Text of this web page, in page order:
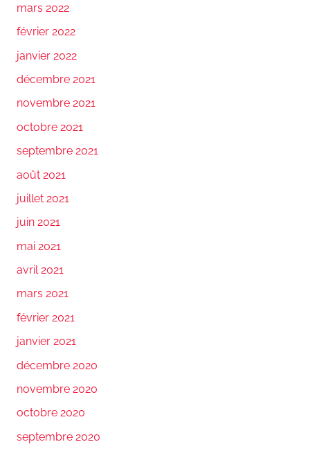
mars 2022
février 2022
janvier 2022
décembre 2021
novembre 2021
octobre 2021
septembre 2021
août 2021
juillet 2021
juin 2021
mai 2021
avril 2021
mars 2021
février 2021
janvier 2021
décembre 2020
novembre 2020
octobre 2020
septembre 2020